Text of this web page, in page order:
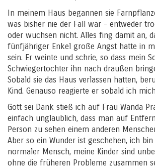
In meinem Haus begannen sie
was bisher nie der Fall war - entweder
oder wuchsen nicht. Alles fing damit an,
fünfjähriger Enkel große Angst hatte in
sein. Er weinte und schrie, so dass mein
Schwiegertochter ihn nach draußen
Sobald sie das Haus verlassen hatten,
Kind. Genauso reagierte er sobald ich
Gott sei Dank stieß ich auf Frau Wanda
einfach unglaublich, dass man auf
Person zu sehen einem anderen
Aber so ein Wunder ist geschehen, ich
normaler Mensch, meine Kinder sind
ohne die früheren Probleme zusammen